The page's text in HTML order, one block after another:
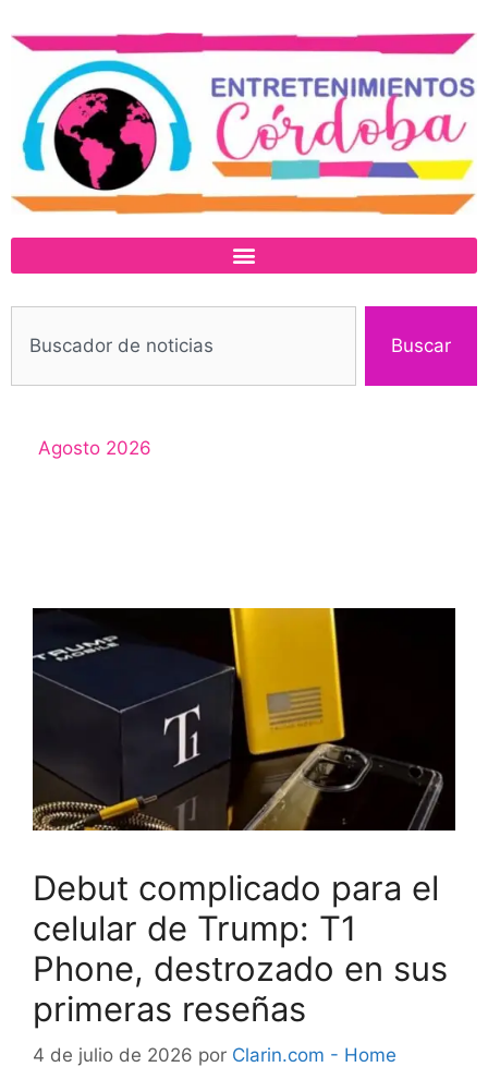
Buscar
Agosto 2026
Debut complicado para el
celular de Trump: T1
Phone, destrozado en sus
primeras reseñas
4 de julio de 2026 por Clarin.com - Home